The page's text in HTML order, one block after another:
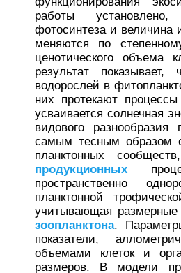
работы
фотосинтеза и величина
меняются по
ценотического объема
результат
водорослей в
них протекают
усваивается солнечная
видового разнообразия
самым тесным образом
планктонных
продукционных
пространственно
планктонной
учитывающая размерные
зоопланктона.
показатели,
объемами клеток и
размеров. В модели